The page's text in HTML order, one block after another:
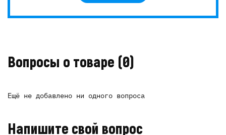
Вопросы о товаре (0)
Ещё не добавлено ни одного вопроса
Напишите свой вопрос